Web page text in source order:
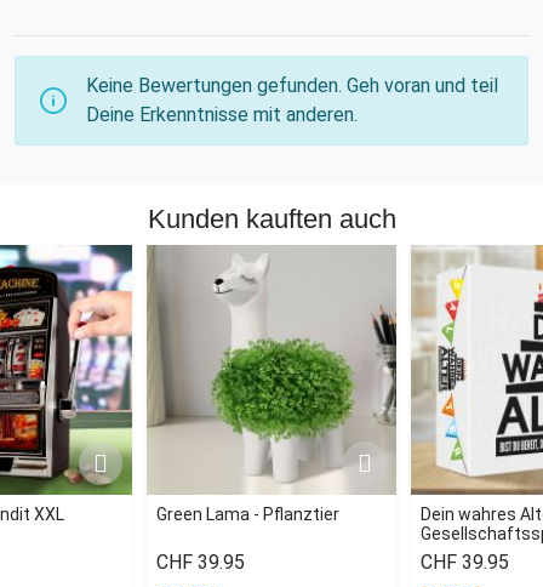
Keine Bewertungen gefunden. Geh voran und teil
Deine Erkenntnisse mit anderen.
Kunden kauften auch
XXL Green Lama - Pflanztier
CHF 39.95
Dein wahres
CHF 39.95